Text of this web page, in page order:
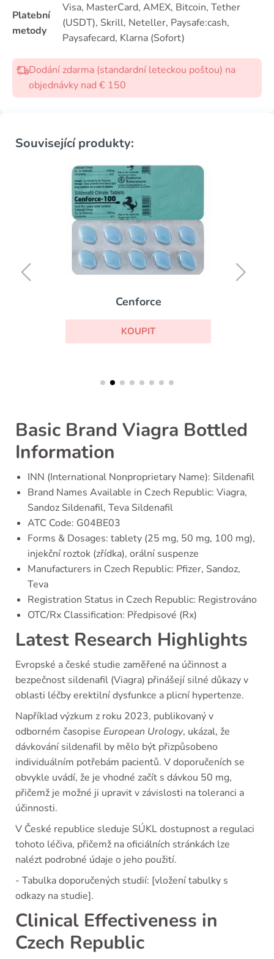
Platební
metody
Visa, MasterCard, AMEX, Bitcoin, Tether
(USDТ), Skrill, Neteller, Paysafe:cash,
Paysafecard, Klarna (Sofort)
Dodání zdarma (standardní leteckou poštou) na
objednávky nad € 150
Související produkty:
Cenforce
KOUPIT
Basic Brand Viagra Bottled
Information
INN (International Nonproprietary Name): Sildenafil
Brand Names Available in Czech Republic: Viagra,
Sandoz Sildenafil, Teva Sildenafil
ATC Code: G04BE03
Forms & Dosages: tablety (25 mg, 50 mg, 100 mg),
injekční roztok (zřídka), orální suspenze
Manufacturers in Czech Republic: Pfizer, Sandoz,
Teva
Registration Status in Czech Republic: Registrováno
OTC/Rx Classification: Předpisové (Rx)
Latest Research Highlights
Evropské a české studie zaměřené na účinnost a
bezpečnost sildenafil (Viagra) přinášejí silné důkazy v
oblasti léčby erektilní dysfunkce a plicní hypertenze.
Například výzkum z roku 2023, publikovaný v
odborném časopise European Urology, ukázal, že
dávkování sildenafil by mělo být přizpůsobeno
individuálním potřebám pacientů. V doporučeních se
obvykle uvádí, že je vhodné začít s dávkou 50 mg,
přičemž je možné ji upravit v závislosti na toleranci a
účinnosti.
V České republice sleduje SÚKL dostupnost a regulaci
tohoto léčiva, přičemž na oficiálních stránkách lze
nalézt podrobné údaje o jeho použití.
- Tabulka doporučených studií: [vložení tabulky s
odkazy na studie].
Clinical Effectiveness in
Czech Republic